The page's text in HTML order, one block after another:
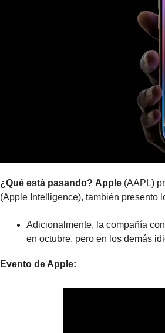
¿Qué está pasando? Apple (AAPL)
(Apple Intelligence), también presento
Adicionalmente, la compañía
en octubre, pero en los demás
Evento de Apple: